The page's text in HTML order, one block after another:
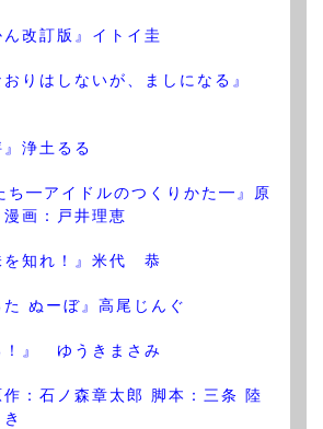
ん改訂版』イトイ圭
おりはしないが、ましになる』
』浄土るる
ち━アイドルのつくりかた━』原
画：戸井理恵
を知れ！』米代 恭
た ぬーぼ』高尾じんぐ
！』 ゆうきまさみ
作：石ノ森章太郎 脚本：三条 陸